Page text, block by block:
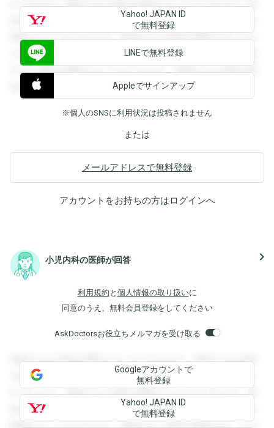
ができます。登録すると回答を閲覧することができます。登
録すると回答を閲覧することができます。登録すると回答を
閲覧することができます。登録すると回答を閲覧することが
できます。登録すると回答を閲覧することができます。登録
すると回答を閲覧することができます。登録すると回答を閲
覧することができます。
Yahoo! JAPAN ID
で無料登録
LINEで無料登録
Appleでサインアップ
※個人のSNSに利用状況は投稿されません
または
メールアドレスで無料登録
アカウントをお持ちの方はログインへ
小児内科の医師が回答 navigate_next
利用規約 と 個人情報の取り扱いに
同意のうえ、無料会員登録をしてください
AskDoctorsお役立ちメルマガを受け取る
登録すると回答を閲覧することができます。登録すると回答
を閲覧することができます。登録すると回答を閲覧すること
ができます。登録すると回答を閲覧することができます。登
録すると回答を閲覧することができます。登録すると回答を
閲覧することができます。登録すると回答を閲覧することが
Googleアカウントで
無料登録
Yahoo! JAPAN ID
で無料登録